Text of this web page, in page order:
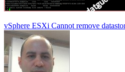
Yazı
gezinmesi
vSphere ESXi Cannot remove